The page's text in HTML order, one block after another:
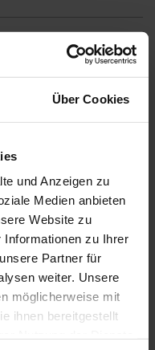
Über Cookies
und Anzeigen zu
Medien anbieten
Website zu
Informationen zu Ihrer
Partner für
weiter. Unsere
möglicherweise mit
ihnen bereitgestellt
speziellen
dunkel sein soll